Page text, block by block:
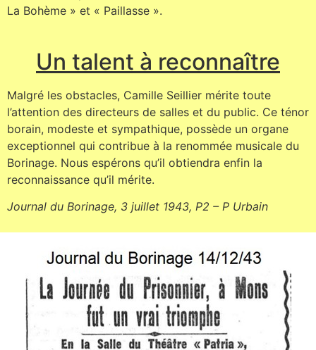
La Bohème » et « Paillasse ».
Un talent à reconnaître
Malgré les obstacles, Camille Seillier mérite toute
l’attention des directeurs de salles et du public. Ce ténor
borain, modeste et sympathique, possède un organe
exceptionnel qui contribue à la renommée musicale du
Borinage. Nous espérons qu’il obtiendra enfin la
reconnaissance qu’il mérite.
Journal du Borinage, 3 juillet 1943, P2 – P Urbain